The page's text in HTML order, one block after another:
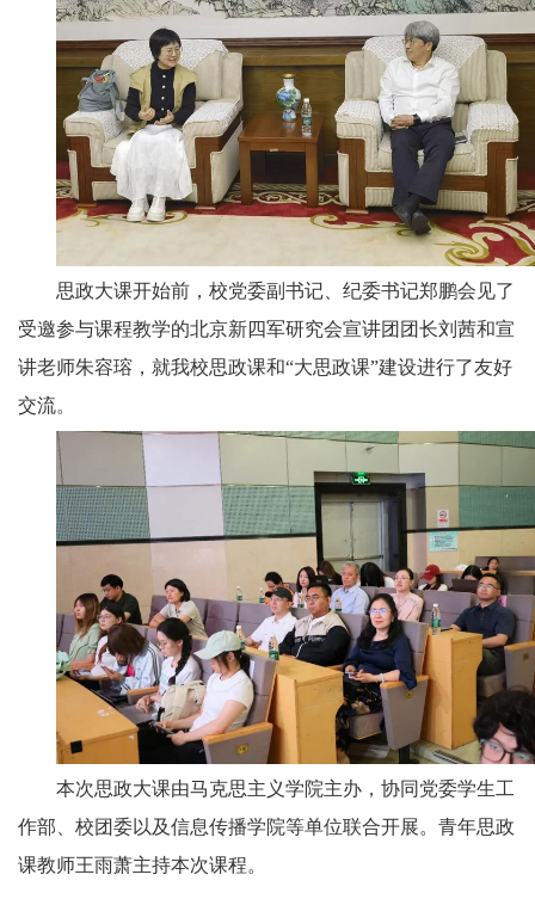
思政大课开始前，校党委副书记、纪委书记郑鹏会见了
受邀参与课程教学的北京新四军研究会宣讲团团长刘茜和宣
讲老师朱容瑢，就我校思政课和“大思政课”建设进行了友好
交流。
本次思政大课由马克思主义学院主办，协同党委学生工
作部、校团委以及信息传播学院等单位联合开展。青年思政
课教师王雨萧主持本次课程。